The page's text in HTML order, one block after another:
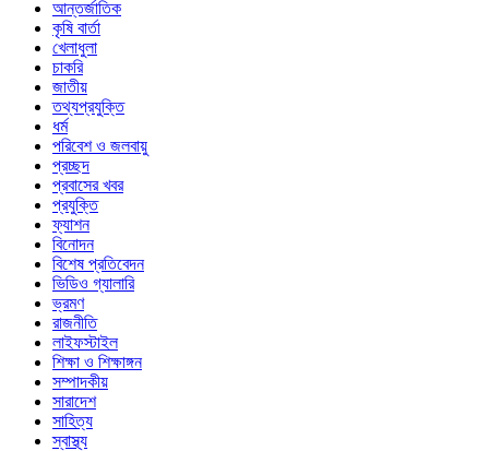
আন্তর্জাতিক
কৃষি বার্তা
খেলাধুলা
চাকরি
জাতীয়
তথ্যপ্রযুক্তি
ধর্ম
পরিবেশ ও জলবায়ু
প্রচ্ছদ
প্রবাসের খবর
প্রযুক্তি
ফ্যাশন
বিনোদন
বিশেষ প্রতিবেদন
ভিডিও গ্যালারি
ভ্রমণ
রাজনীতি
লাইফস্টাইল
শিক্ষা ও শিক্ষাঙ্গন
সম্পাদকীয়
সারাদেশ
সাহিত্য
স্বাস্থ্য